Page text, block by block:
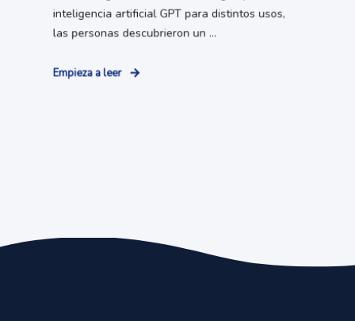
inteligencia artificial GPT para distintos usos,
las personas descubrieron un ...
Empieza a leer